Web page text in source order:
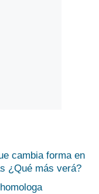
cambia forma en
¿Qué más verá?